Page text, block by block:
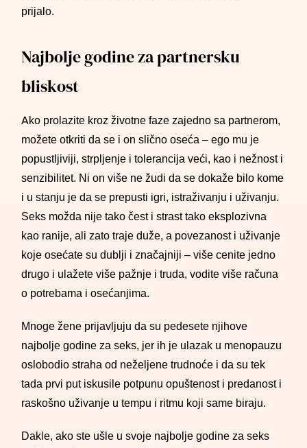
prijalo.
Najbolje godine za partnersku
bliskost
Ako prolazite kroz životne faze zajedno sa partnerom,
možete otkriti da se i on slično oseća – ego mu je
popustljiviji, strpljenje i tolerancija veći, kao i nežnost i
senzibilitet. Ni on više ne žudi da se dokaže bilo kome
i u stanju je da se prepusti igri, istraživanju i uživanju.
Seks možda nije tako čest i strast tako eksplozivna
kao ranije, ali zato traje duže, a povezanost i uživanje
koje osećate su dublji i značajniji – više cenite jedno
drugo i ulažete više pažnje i truda, vodite više računa
o potrebama i osećanjima.
Mnoge žene prijavljuju da su pedesete njihove
najbolje godine za seks, jer ih je ulazak u menopauzu
oslobodio straha od neželjene trudnoće i da su tek
tada prvi put iskusile potpunu opuštenost i predanost i
raskošno uživanje u tempu i ritmu koji same biraju.
Dakle, ako ste ušle u svoje najbolje godine za seks